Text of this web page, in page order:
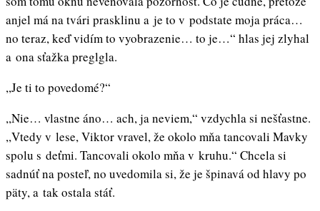
anjel má na tvári prasklinu a je to v podstate moja práca…
no teraz, keď vidím to vyobrazenie… to je…“ hlas jej zlyhal
a ona sťažka preglgla.
,,Je ti to povedomé?“
,,Nie… vlastne áno… ach, ja neviem,“ vzdychla si nešťastne.
,,Vtedy v lese, Viktor vravel, že okolo mňa tancovali Mavky
spolu s deťmi. Tancovali okolo mňa v kruhu.“ Chcela si
sadnúť na posteľ, no uvedomila si, že je špinavá od hlavy po
päty, a tak ostala stáť.